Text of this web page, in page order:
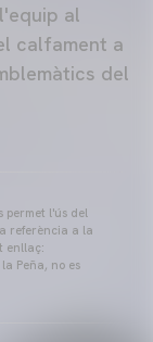
al
calfament a
del
permet l'ús del
referència a la
enllaç:
Peña, no es